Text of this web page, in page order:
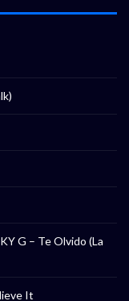
G – Te Olvido (La
It